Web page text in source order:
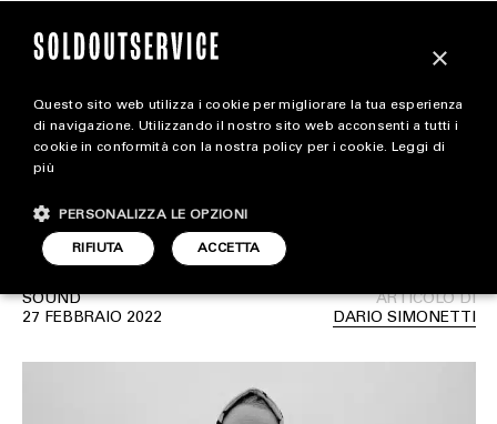
extra
ALL EXTRA
ART & DESIGN
CINEMA
HOUSE
Gli album italiani e
internazionali più attesi
del 2022
SOUND
27 FEBBRAIO 2022
ARTICOLO DI
DARIO SIMONETTI
×
Questo sito web utilizza i cookie per migliorare la tua esperienza
di navigazione. Utilizzando il nostro sito web acconsenti a tutti i
cookie in conformità con la nostra policy per i cookie. Leggi di
più
ACCETTA
RIFIUTA
PERSONALIZZA LE OPZIONI